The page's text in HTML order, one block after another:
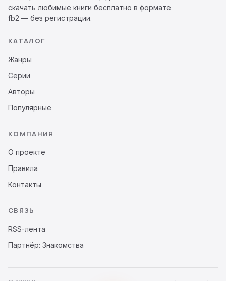
скачать любимые книги бесплатно в формате
fb2 — без регистрации.
КАТАЛОГ
Жанры
Серии
Авторы
Популярные
КОМПАНИЯ
О проекте
Правила
Контакты
СВЯЗЬ
RSS-лента
Партнёр: Знакомства